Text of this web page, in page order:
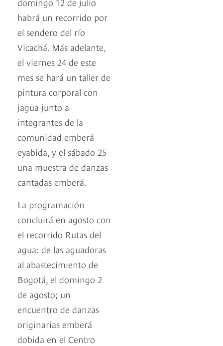
habrá un recorrido por
el sendero del río
Vicachá. Más adelante,
el viernes 24 de este
mes se hará un taller de
pintura corporal con
jagua junto a
integrantes de la
comunidad emberá
eyabida, y el sábado 25
una muestra de danzas
cantadas emberá.
La programación
concluirá en agosto con
el recorrido Rutas del
agua: de las aguadoras
al abastecimiento de
Bogotá, el domingo 2
de agosto; un
encuentro de danzas
originarias emberá
dobida en el Centro